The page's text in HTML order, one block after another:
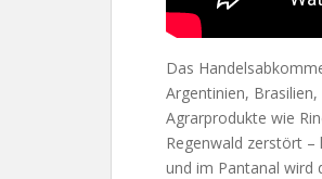
Das
Argentinien,
Agrarprodukte wie
Regenwald zerstört
und im Pantanal wird